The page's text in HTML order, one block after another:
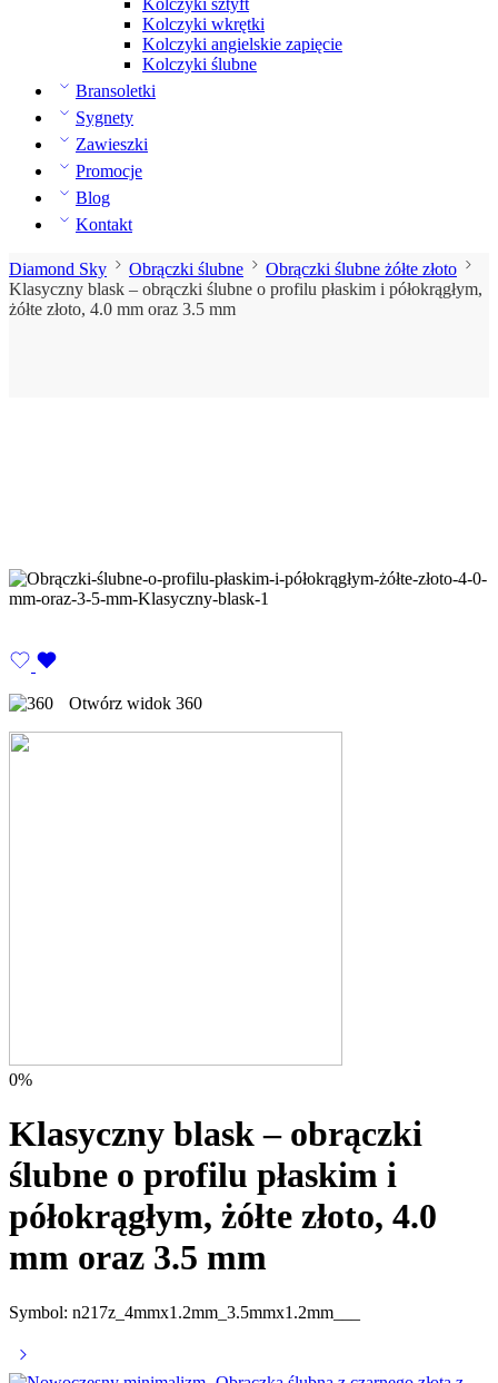
Kolczyki sztyft
Kolczyki wkrętki
Kolczyki angielskie zapięcie
Kolczyki ślubne
Bransoletki
Sygnety
Zawieszki
Promocje
Blog
Kontakt
Diamond Sky Obrączki ślubne
Obrączki ślubne żółte złoto
Klasyczny blask – obrączki ślubne o profilu płaskim i półokrągłym,
żółte złoto, 4.0 mm oraz 3.5 mm
Otwórz widok 360
półokrągłym, żółte złoto, 4.0
mm oraz 3.5 mm
Symbol: n217z_4mmx1.2mm_3.5mmx1.2mm___
Nowoczesny minimalizm -Obrączka ślubna z czarnego złota z